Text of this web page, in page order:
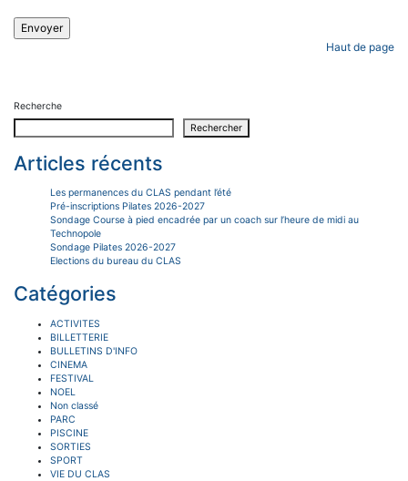
Haut de page
Recherche
Rechercher
Articles récents
Les permanences du CLAS pendant l’été
Pré-inscriptions Pilates 2026-2027
Sondage Course à pied encadrée par un coach sur l’heure de midi au
Technopole
Sondage Pilates 2026-2027
Elections du bureau du CLAS
Catégories
ACTIVITES
BILLETTERIE
BULLETINS D'INFO
CINEMA
FESTIVAL
NOEL
Non classé
PARC
PISCINE
SORTIES
SPORT
VIE DU CLAS